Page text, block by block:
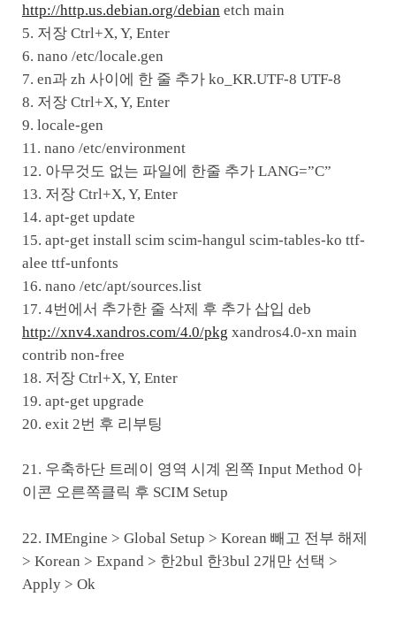
http://http.us.debian.org/debian etch main
5. 저장 Ctrl+X, Y, Enter
6. nano /etc/locale.gen
7. en과 zh 사이에 한 줄 추가 ko_KR.UTF-8 UTF-8
8. 저장 Ctrl+X, Y, Enter
9. locale-gen
11. nano /etc/environment
12. 아무것도 없는 파일에 한줄 추가 LANG=”C”
13. 저장 Ctrl+X, Y, Enter
14. apt-get update
15. apt-get install scim scim-hangul scim-tables-ko ttf-
alee ttf-unfonts
16. nano /etc/apt/sources.list
17. 4번에서 추가한 줄 삭제 후 추가 삽입 deb
http://xnv4.xandros.com/4.0/pkg xandros4.0-xn main
contrib non-free
18. 저장 Ctrl+X, Y, Enter
19. apt-get upgrade
20. exit 2번 후 리부팅
21. 우축하단 트레이 영역 시계 왼쪽 Input Method 아
이콘 오른쪽클릭 후 SCIM Setup
22. IMEngine > Global Setup > Korean 빼고 전부 해제
> Korean > Expand > 한2bul 한3bul 2개만 선택 >
Apply > Ok